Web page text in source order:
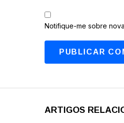
Notifique-me sobre
ARTIGOS